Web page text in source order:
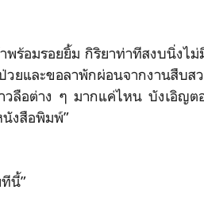
พร้อมรอยยิ้ม กิริยาท่าทีสงบนิ่งไ
ยและขอลาพักผ่อนจากงานสืบ
วลือต่าง ๆ มากแค่ไหน บังเอิญ
งสือพิมพ์”
นี้”